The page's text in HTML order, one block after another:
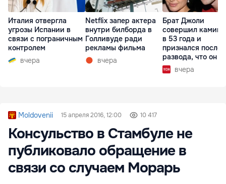
Италия отвергла
угрозы Испании в
связи с пограничным
контролем
вчера
Netflix запер актера
внутри билборда в
Голливуде ради
рекламы фильма
вчера
Брат Джоли
совершил
в 53 года и
признался после
развода, что он
вчера
Moldovenii 15 апреля 2016, 12:00 10 417
Консульство в Стамбуле не
публиковало обращение в
связи со случаем Морарь